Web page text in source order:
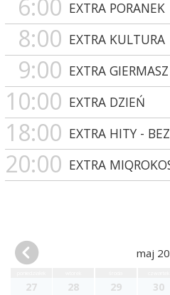
6:00 EXTRA PORANEK
8:00 EXTRA KULTURA
9:00 EXTRA GIERMASZ
10:00 EXTRA DZIEŃ
18:00 EXTRA HITY -
20:00 EXTRA
maj
27 28 29 30